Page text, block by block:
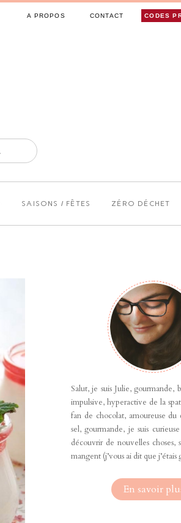
A PROPOS CONTACT CODES
SAISONS / FÊTES ZÉRO DÉCHET
Salut, je suis Julie, gourmande,
impulsive, hyperactive de la
fan de chocolat, amoureuse du
sel, gourmande, je suis
découvrir de nouvelles choses,
mangent (j’vous ai dit que j’étais
En savoir